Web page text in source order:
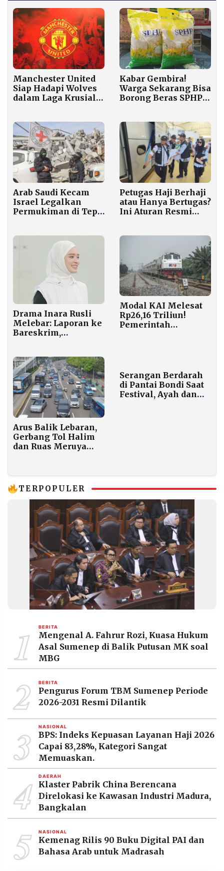
Manchester United
Siap Hadapi Wolves
dalam Laga Krusial
Kabar Gembira!
Warga Sekarang Bisa
Borong Beras SPHP
Arab Saudi Kecam
Israel Legalkan
Permukiman di Tepi
Petugas Haji Berhaji
atau Hanya Bertugas?
Ini Aturan Resmi
Drama Inara Rusli
Melebar: Laporan ke
Bareskrim,
Rekaman CCTV
Modal KAI Melesat
Rp26,16 Triliun!
Pemerintah
Arus Balik Lebaran,
Gerbang Tol Halim
dan Ruas Meruya
Serangan Berdarah
di Pantai Bondi Saat
Festival, Ayah dan
TERPOPULER
1 BERITA
Mengenal A. Fahrur Rozi, Kuasa Hukum
Asal Sumenep di Balik Putusan MK soal
MBG
2 BERITA
Pengurus Forum TBM Sumenep Periode
2026-2031 Resmi Dilantik
3 NASIONAL
BPS: Indeks Kepuasan Layanan Haji 2026
Capai 83,28%, Kategori Sangat
Memuaskan.
4 DAERAH
Klaster Pabrik China Berencana
Direlokasi ke Kawasan Industri Madura,
Bangkalan
5 NASIONAL
Kemenag Rilis 90 Buku Digital PAI dan
Bahasa Arab untuk Madrasah